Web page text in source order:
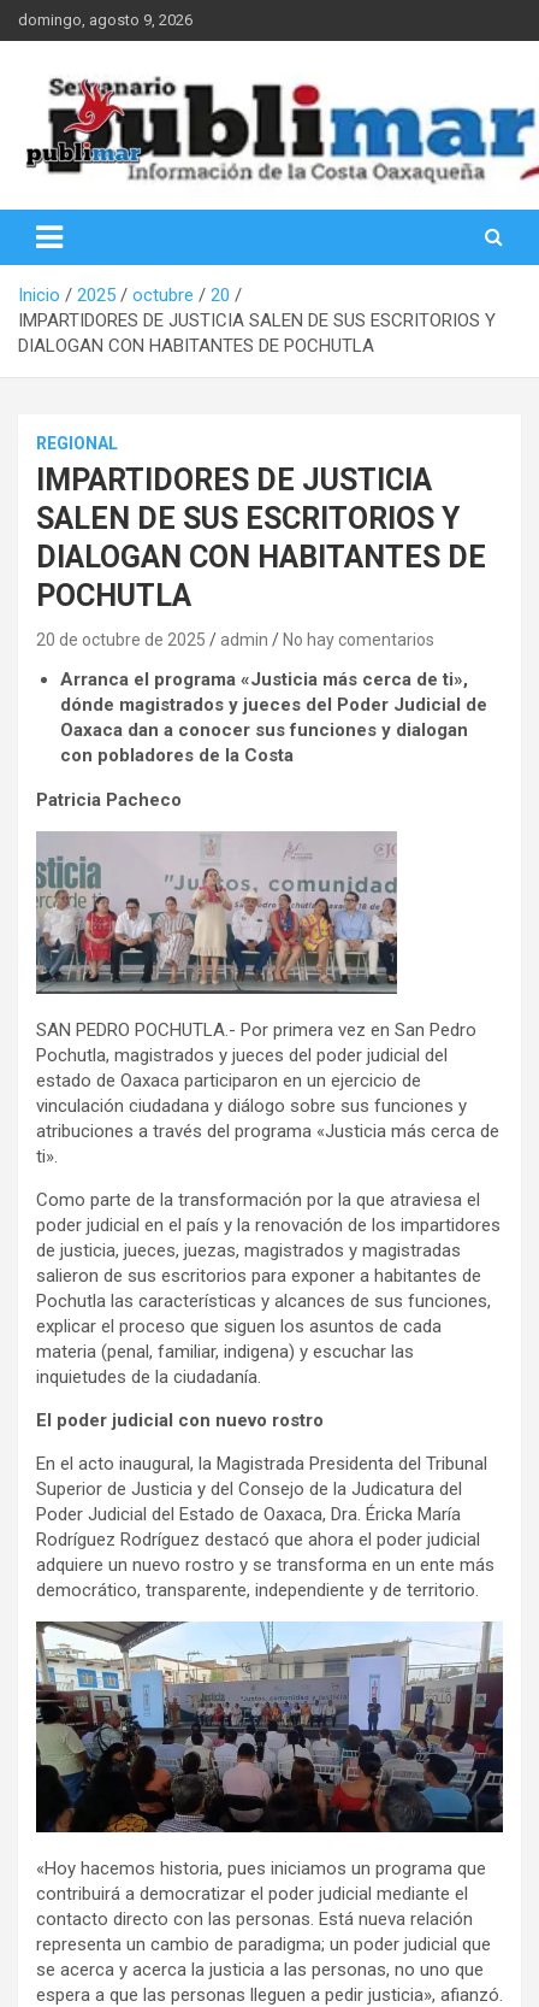
Saltar
al
domingo, agosto 9, 2026
PubliMar
Inicio 2025 octubre
20
IMPARTIDORES DE JUSTICIA SALEN DE SUS ESCRITORIOS Y
DIALOGAN CON HABITANTES DE POCHUTLA
REGIONAL
IMPARTIDORES DE JUSTICIA
SALEN DE SUS ESCRITORIOS Y
DIALOGAN CON HABITANTES DE
POCHUTLA
20 de octubre de 2025 admin No hay comentarios
Arranca el programa «Justicia más cerca de ti»,
dónde magistrados y jueces del Poder Judicial de
Oaxaca dan a conocer sus funciones y dialogan
con pobladores de la Costa
Patricia Pacheco
SAN PEDRO POCHUTLA.- Por primera vez en San Pedro
Pochutla, magistrados y jueces del poder judicial del
estado de Oaxaca participaron en un ejercicio de
vinculación ciudadana y diálogo sobre sus funciones y
atribuciones a través del programa «Justicia más cerca de
ti».
Como parte de la transformación por la que atraviesa el
poder judicial en el país y la renovación de los impartidores
de justicia, jueces, juezas, magistrados y magistradas
salieron de sus escritorios para exponer a habitantes de
Pochutla las características y alcances de sus funciones,
explicar el proceso que siguen los asuntos de cada
materia (penal, familiar, indigena) y escuchar las
inquietudes de la ciudadanía.
El poder judicial con nuevo rostro
En el acto inaugural, la Magistrada Presidenta del Tribunal
Superior de Justicia y del Consejo de la Judicatura del
Poder Judicial del Estado de Oaxaca, Dra. Éricka María
Rodríguez Rodríguez destacó que ahora el poder judicial
adquiere un nuevo rostro y se transforma en un ente más
democrático, transparente, independiente y de territorio.
«Hoy hacemos historia, pues iniciamos un programa que
contribuirá a democratizar el poder judicial mediante el
contacto directo con las personas. Está nueva relación
representa un cambio de paradigma; un poder judicial que
se acerca y acerca la justicia a las personas, no uno que
espera a que las personas lleguen a pedir justicia», afianzó.